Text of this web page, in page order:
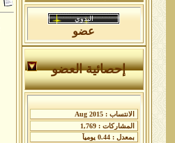
عضو
إحصائية العضو